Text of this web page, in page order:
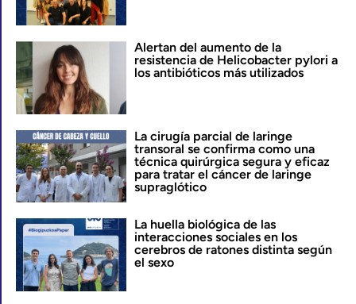
Alertan del aumento de la
resistencia de Helicobacter pylori a
los antibióticos más utilizados
La cirugía parcial de laringe
transoral se confirma como una
técnica quirúrgica segura y eficaz
para tratar el cáncer de laringe
supraglótico
La huella biológica de las
interacciones sociales en los
cerebros de ratones distinta según
el sexo